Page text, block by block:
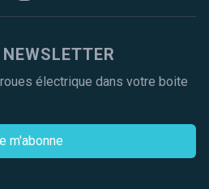
électrique dans votre boite
m'abonne